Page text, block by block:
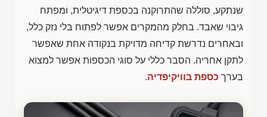
שנתקע, סוללה שהתרוקנה בכספת דיגיטלית, ומפתח
גיבוי שאבד. בחלק מהמקרים אפשר לפתוח בלי נזק כלל,
ובאחרים נדרשת קדיחה מדויקת בנקודה אחת שאפשר
לתקן אחריה. הסבר כללי על סוגי הכספות אפשר למצוא
בערך כספת בוויקיפדיה.